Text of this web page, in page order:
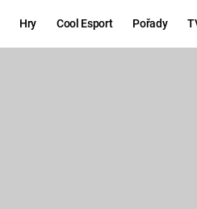
Hry Cool Esport Pořady